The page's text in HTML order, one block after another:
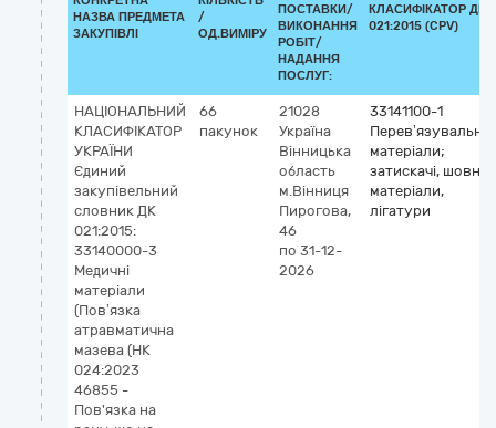
НАЗВА ПРЕДМЕТА
ЗАКУПІВЛІ
/
ОД.ВИМІРУ
ПОСТАВКИ/
ВИКОНАННЯ
РОБІТ/
НАДАННЯ
ПОСЛУГ:
КЛАСИФІКАТОР ДК
021:2015 (CPV)
НАЦІОНАЛЬНИЙ
КЛАСИФІКАТОР
УКРАЇНИ
Єдиний
закупівельний
словник ДК
021:2015:
33140000-3
Медичні
матеріали
(Пов’язка
атравматична
мазева (НК
024:2023
46855 -
Пов'язка на
66
пакунок
21028
Україна
Вінницька
область
м.Вінниця
Пирогова,
46
по 31-12-
2026
33141100-1
Перев’язувальні
матеріали;
затискачі, шовні
матеріали,
лігатури